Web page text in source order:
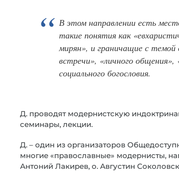
В этом направлении есть
такие понятия как
мирян», и граничащие с темой
встречи», «личного общения»,
социального богословия.
Д. проводят модернистскую
семинары, лекции.
Д. – один из организаторов
многие «православные» модернисты,
Антоний Лакирев, о. Августин